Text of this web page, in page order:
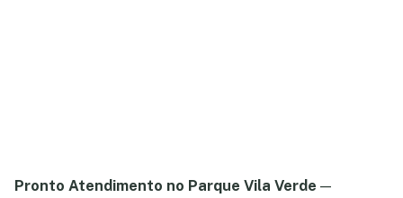
Pronto Atendimento no Parque Vila Verde —